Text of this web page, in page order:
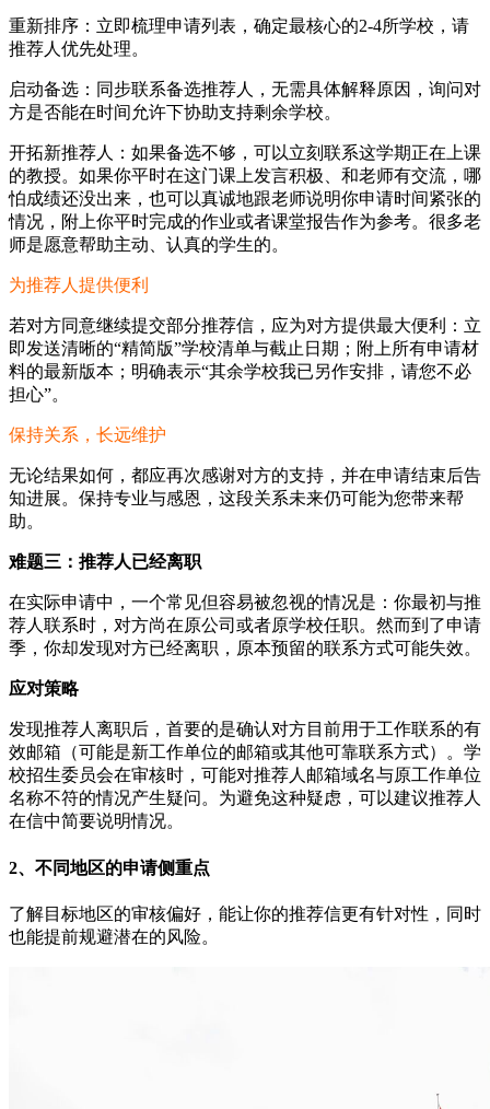
重新排序：立即梳理申请列表，确定最核心的2-4所学校，请
推荐人优先处理。
启动备选：同步联系备选推荐人，无需具体解释原因，询问对
方是否能在时间允许下协助支持剩余学校。
开拓新推荐人：如果备选不够，可以立刻联系这学期正在上课
的教授。如果你平时在这门课上发言积极、和老师有交流，哪
怕成绩还没出来，也可以真诚地跟老师说明你申请时间紧张的
情况，附上你平时完成的作业或者课堂报告作为参考。很多老
师是愿意帮助主动、认真的学生的。
为推荐人提供便利
若对方同意继续提交部分推荐信，应为对方提供最大便利：立
即发送清晰的“精简版”学校清单与截止日期；附上所有申请材
料的最新版本；明确表示“其余学校我已另作安排，请您不必
担心”。
保持关系，长远维护
无论结果如何，都应再次感谢对方的支持，并在申请结束后告
知进展。保持专业与感恩，这段关系未来仍可能为您带来帮
助。
难题三：推荐人已经离职
在实际申请中，一个常见但容易被忽视的情况是：你最初与推
荐人联系时，对方尚在原公司或者原学校任职。然而到了申请
季，你却发现对方已经离职，原本预留的联系方式可能失效。
应对策略
发现推荐人离职后，首要的是确认对方目前用于工作联系的有
效邮箱（可能是新工作单位的邮箱或其他可靠联系方式）。学
校招生委员会在审核时，可能对推荐人邮箱域名与原工作单位
名称不符的情况产生疑问。为避免这种疑虑，可以建议推荐人
在信中简要说明情况。
2、不同地区的申请侧重点
了解目标地区的审核偏好，能让你的推荐信更有针对性，同时
也能提前规避潜在的风险。